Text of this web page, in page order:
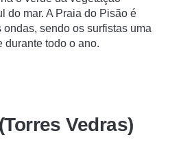
do mar. A Praia do Pisão é
sendo os surfistas uma
durante todo o ano.
Vedras)